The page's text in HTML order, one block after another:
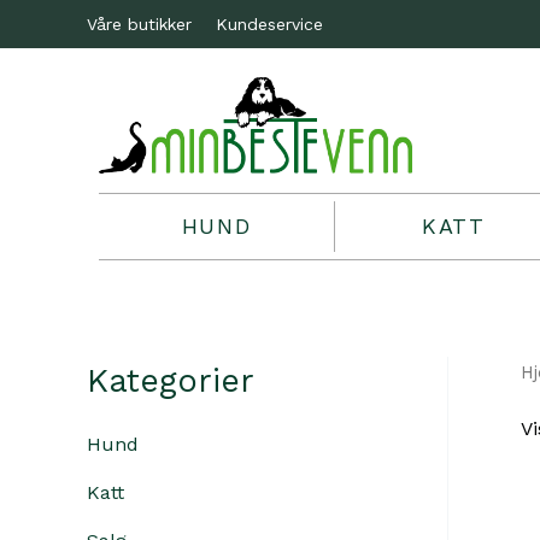
Våre butikker Kundeservice
HUND KATT
Kategorier
Hund
Katt